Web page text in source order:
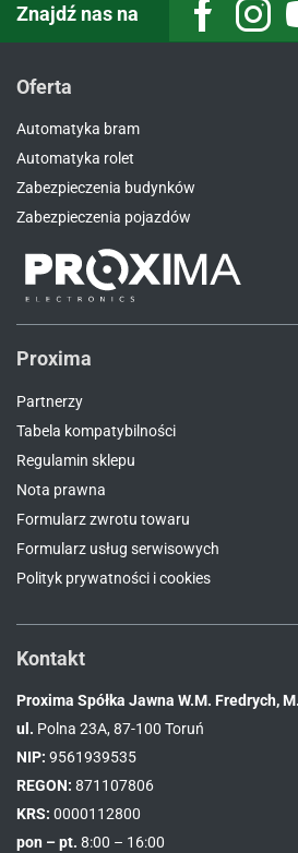
Znajdź nas na Facebook
Oferta
Automatyka bram
Automatyka rolet
Zabezpieczenia budynków
Zabezpieczenia pojazdów
Proxima
Partnerzy
Tabela kompatybilności
Regulamin sklepu
Nota prawna
Formularz zwrotu towaru
Formularz usług serwisowych
Polityk prywatności i cookies
Kontakt
Proxima Spółka Jawna W.M. Fredrych,
ul. Polna 23A, 87-100 Toruń
NIP: 9561939535
REGON: 871107806
KRS: 0000112800
pon – pt. 8:00 – 16:00